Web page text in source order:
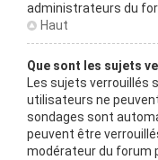
administrateurs du
Haut
Que sont les sujets
Les sujets verrouillés
utilisateurs ne
sondages sont
peuvent être
modérateur du forum